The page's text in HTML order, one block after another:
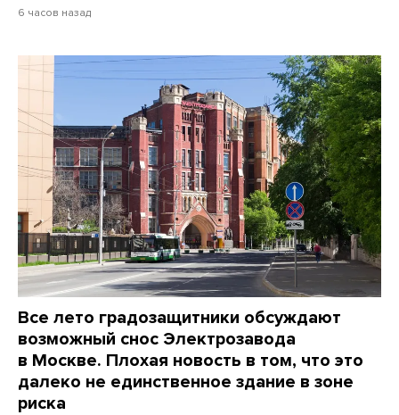
6 часов назад
Все лето градозащитники обсуждают
возможный снос Электрозавода
в Москве. Плохая новость в том, что это
далеко не единственное здание в зоне
риска